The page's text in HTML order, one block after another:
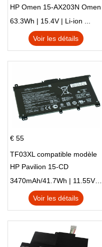
HP Omen 15-AX203N Omen
15 Series Pavilion 15 Series
63.3Wh | 15.4V | Li-ion ...
Voir les détails
€ 55
TF03XL compatible modèle
HP Pavilion 15-CD
3470mAh/41.7Wh | 11.55V | Li-ion ...
Voir les détails